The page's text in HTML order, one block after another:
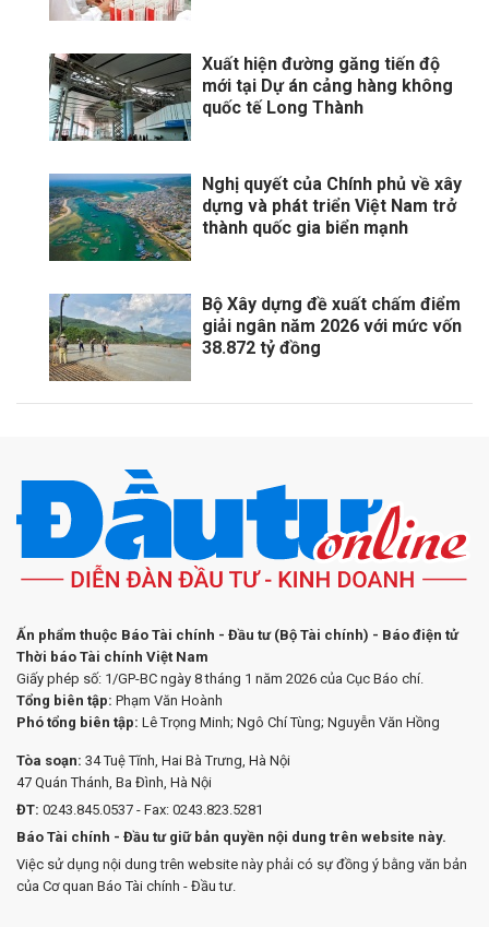
Xuất hiện đường găng tiến độ
mới tại Dự án cảng hàng không
quốc tế Long Thành
Nghị quyết của Chính phủ về xây
dựng và phát triển Việt Nam trở
thành quốc gia biển mạnh
Bộ Xây dựng đề xuất chấm điểm
giải ngân năm 2026 với mức vốn
38.872 tỷ đồng
Ấn phẩm thuộc Báo Tài chính - Đầu tư (Bộ Tài chính) - Báo điện tử
Thời báo Tài chính Việt Nam
Giấy phép số: 1/GP-BC ngày 8 tháng 1 năm 2026 của Cục Báo chí.
Tổng biên tập: Phạm Văn Hoành
Phó tổng biên tập: Lê Trọng Minh; Ngô Chí Tùng; Nguyễn Văn Hồng
Tòa soạn: 34 Tuệ Tĩnh, Hai Bà Trưng, Hà Nội
47 Quán Thánh, Ba Đình, Hà Nội
ĐT: 0243.845.0537 - Fax: 0243.823.5281
Báo Tài chính - Đầu tư giữ bản quyền nội dung trên website này.
Việc sử dụng nội dung trên website này phải có sự đồng ý bằng văn bản
của Cơ quan Báo Tài chính - Đầu tư.